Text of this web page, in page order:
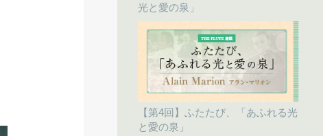
光と愛の泉」
【第4回】ふたたび、「あふれる光
と愛の泉」